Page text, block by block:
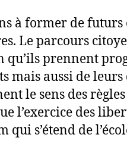
à former de futurs
Le parcours
qu’ils prennent
mais aussi de leurs
le sens des
l’exercice des
qui s’étend de